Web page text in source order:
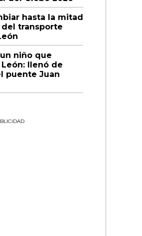
hasta la mitad
transporte
niño que
llenó de
puente Juan